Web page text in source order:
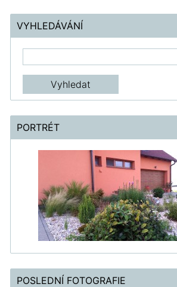
VYHLEDÁVÁNÍ
PORTRÉT
POSLEDNÍ FOTOGRAFIE